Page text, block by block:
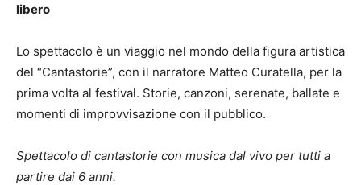
libero
Lo spettacolo è un viaggio nel mondo della figura artistica
del “Cantastorie”, con il narratore Matteo Curatella, per la
prima volta al festival. Storie, canzoni, serenate, ballate e
momenti di improvvisazione con il pubblico.
Spettacolo di cantastorie con musica dal vivo per tutti a
partire dai 6 anni.